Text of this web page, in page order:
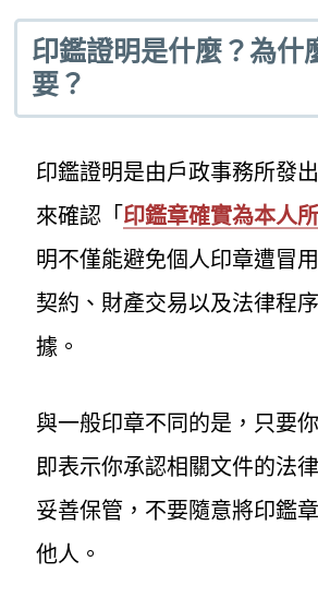
印鑑證明是什麼？為什
要？
印鑑證明是由戶政事務所發
來確認「印鑑章確實為本人
明不僅能避免個人印章遭冒
契約、財產交易以及法律程
據。
與一般印章不同的是，只要
即表示你承認相關文件的法
妥善保管，不要隨意將印鑑
他人。